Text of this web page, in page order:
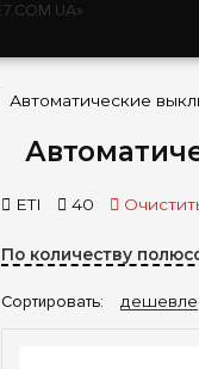
ETI 40
По количеству
Сортировать: дешевле
Автоматические